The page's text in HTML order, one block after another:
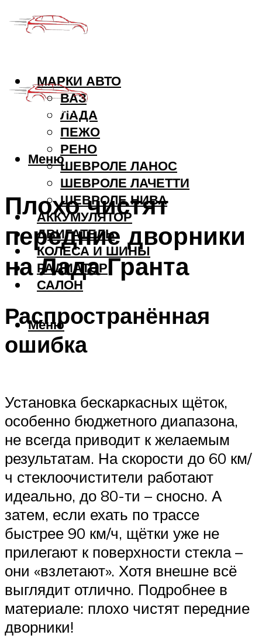
МАРКИ АВТО
ВАЗ
ЛАДА
ПЕЖО
РЕНО
ШЕВРОЛЕ ЛАНОС
ШЕВРОЛЕ ЛАЧЕТТИ
ШЕВРОЛЕ НИВА
АККУМУЛЯТОР
ДВИГАТЕЛЬ
КОЛЕСА И ШИНЫ
РАДИАТОР
САЛОН
Меню
Меню
Плохо чистят
передние дворники
на Лада Гранта
Распространённая
ошибка
Установка бескаркасных щёток,
особенно бюджетного диапазона,
не всегда приводит к желаемым
результатам. На скорости до 60 км/
ч стеклоочистители работают
идеально, до 80-ти – сносно. А
затем, если ехать по трассе
быстрее 90 км/ч, щётки уже не
прилегают к поверхности стекла –
они «взлетают». Хотя внешне всё
выглядит отлично. Подробнее в
материале: плохо чистят передние
дворники!